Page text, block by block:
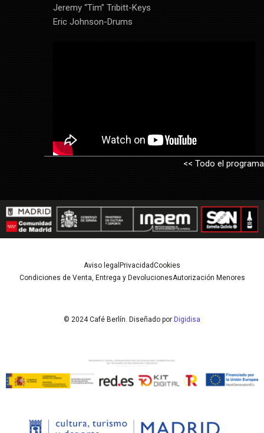
Jeremy “Tim” Tribitt-Keys
Eric Johnson-Drums
<< Todo el programa
© 2024 Café Berlín. Diseñado por Digidisa
Aviso legal PrivacidadCookies
Condiciones de Venta, Entrega y DevolucionesAutorización Menores